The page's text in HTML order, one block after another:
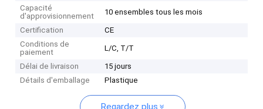
Capacité
d'approvisionnement
10 ensembles tous les mois
Certification
CE
Conditions de
paiement
L/C, T/T
Délai de livraison
15 jours
Détails d'emballage
Plastique
Regardez plus